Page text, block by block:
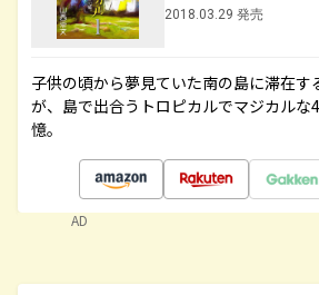
2018.03.29 発売
子供の頃から夢見ていた南の島に滞在す
が、島で出合うトロピカルでマジカルな
憶。
AD